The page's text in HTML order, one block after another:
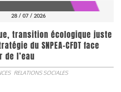
28 / 07 / 2026
transition écologique juste
du SNPEA-CFDT face
de l’eau
RELATIONS SOCIALES